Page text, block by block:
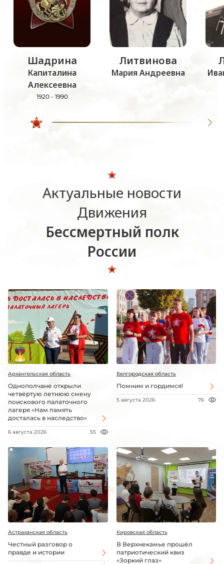
Шадрина
Капиталина
Алексеевна
1920 - 1990
Литвинова
Мария Андреевна
Актуальные новости
Движения
Бессмертный полк
России
Архангельская область
Однополчане открыли
четвёртую летнюю смену
поискового палаточного
лагеря «Нам память
досталась в наследство»
6 августа 2026 55
Белгородская область
Помним и гордимся!
5 августа 2026 76
Астраханская область
Честный разговор о
правде и истории
Кировская область
В Верхнекамье прошёл
патриотический квиз
«Зоркий глаз»